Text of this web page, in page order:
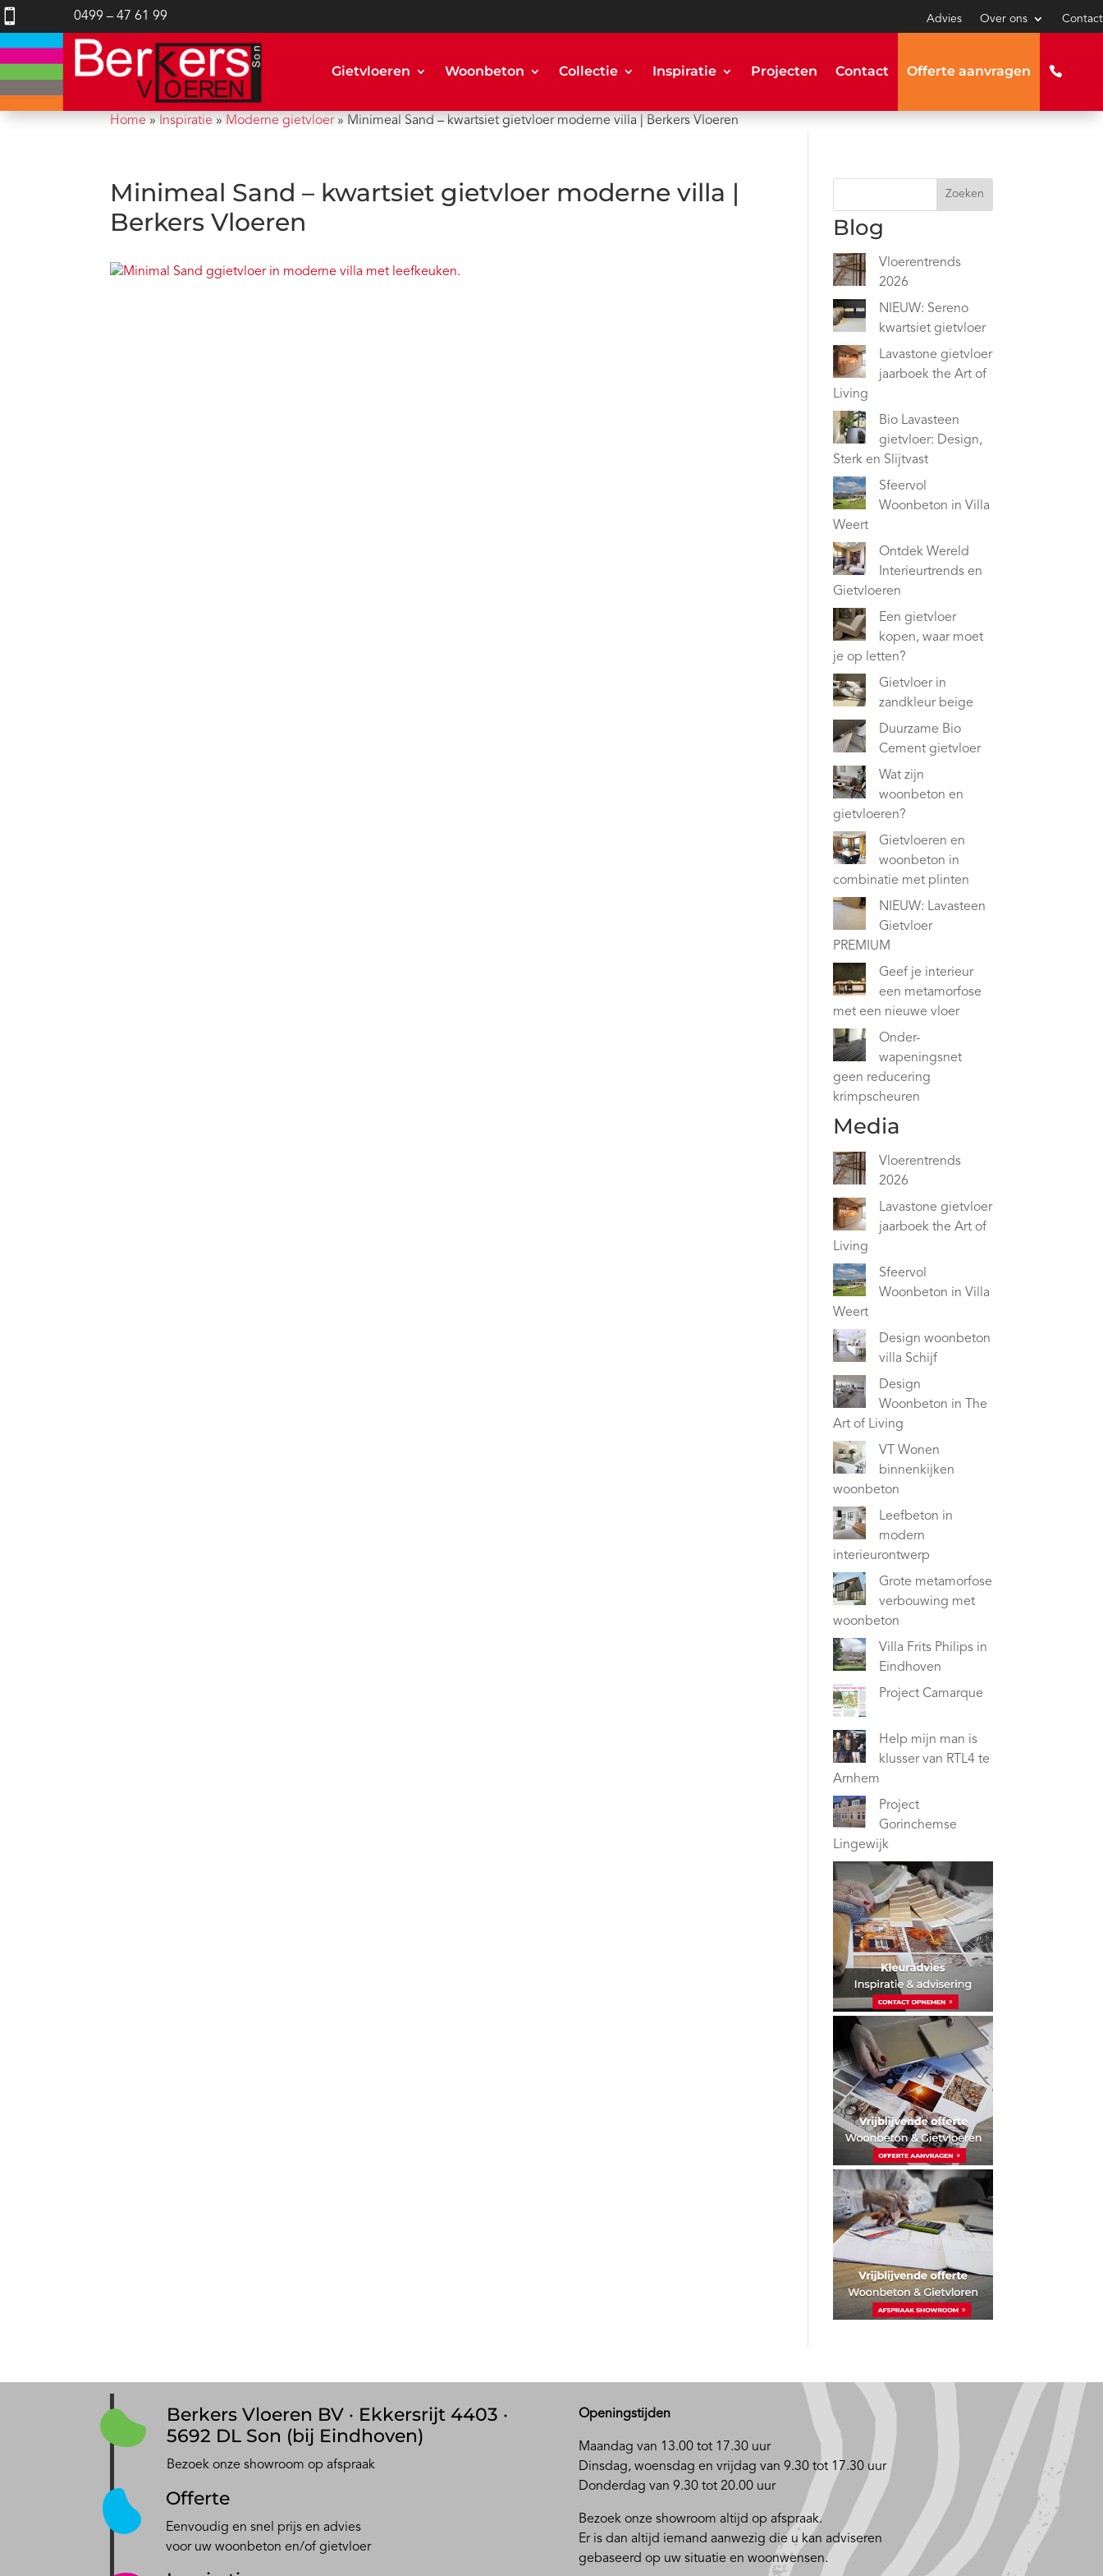
 0499 – 47 61 99 Advies Over ons Contact
Gietvloeren Woonbeton Collectie Inspiratie Projecten Contact Offerte aanvragen
Home » Inspiratie » Moderne gietvloer» Minimeal Sand – kwartsiet gietvloer moderne villa | Berkers Vloeren
Minimeal Sand – kwartsiet gietvloer moderne villa |
Berkers Vloeren
Zoeken
Blog
Vloerentrends
2026
NIEUW: Sereno
kwartsiet gietvloer
Lavastone gietvloer
jaarboek the Art of
Living
Bio Lavasteen
gietvloer: Design,
Sterk en Slijtvast
Sfeervol
Woonbeton in Villa
Weert
Ontdek Wereld
Interieurtrends en
Gietvloeren
Een gietvloer
kopen, waar moet
je op letten?
Gietvloer in
zandkleur beige
Duurzame Bio
Cement gietvloer
Wat zijn
woonbeton en
gietvloeren?
Gietvloeren en
woonbeton in
combinatie met plinten
NIEUW: Lavasteen
Gietvloer
PREMIUM
Geef je interieur
een metamorfose
met een nieuwe vloer
Onder-
wapeningsnet
geen reducering
krimpscheuren
Media
Vloerentrends
2026
Lavastone gietvloer
jaarboek the Art of
Living
Sfeervol
Woonbeton in Villa
Weert
Design woonbeton
villa Schijf
Design
Woonbeton in The
Art of Living
VT Wonen
binnenkijken
woonbeton
Leefbeton in
modern
interieurontwerp
Grote metamorfose
verbouwing met
woonbeton
Villa Frits Philips in
Eindhoven
Project Camarque
Help mijn man is
klusser van RTL4 te
Arnhem
Project
Gorinchemse
Lingewijk
Berkers Vloeren BV · Ekkersrijt 4403 ·
5692 DL Son (bij Eindhoven)
Bezoek onze showroom op afspraak
Offerte
Eenvoudig en snel prijs en advies
voor uw woonbeton en/of gietvloer
Openingstijden
Maandag van 13.00 tot 17.30 uur
Dinsdag, woensdag en vrijdag van 9.30 tot 17.30 uur
Donderdag van 9.30 tot 20.00 uur
Bezoek onze showroom altijd op afspraak.
Er is dan altijd iemand aanwezig die u kan adviseren
gebaseerd op uw situatie en woonwensen.